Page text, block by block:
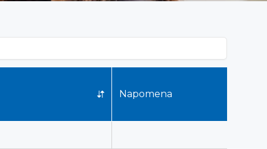
Napomena